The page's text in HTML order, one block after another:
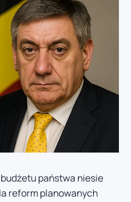
państwa niesie
reform planowanych